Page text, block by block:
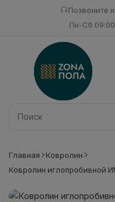
Позвоните
Пн-Сб
Главная
Ковролин
Ковролин